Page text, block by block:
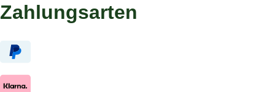
Zahlungsarten